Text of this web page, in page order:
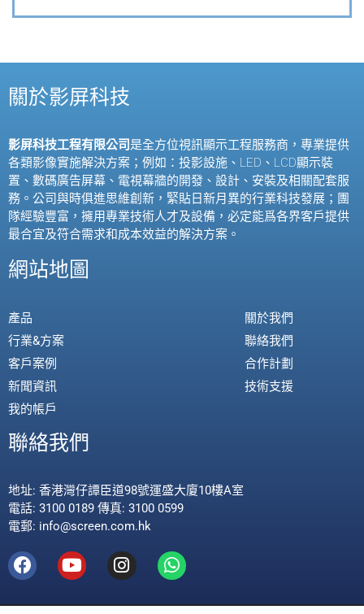
關於影屏科技
影屏科技工程有限公司是全方位視訊顯示工程服務商，專業提供
各類影像實施解決方案；例如：投影設施、 LED 、 LCD顯示裝
置、數碼廣告屏幕、電視幕牆的開發、設計、安裝及相關配套服
務。公司與時俱進思維創新，緊貼日新月異的行業科技發展；團
隊經驗豐富，擁用專業技術人才及設備，必定能爲各界客戶提供
最合宜及符合需求和成本效益的解決方案。
網站地圖
產品
行業&方案
客戶案例
新聞資訊
我的帳戶
關於我們
聯絡我們
合作計劃
技術支援
聯絡我們
地址: 香港灣仔譚臣道98號運盛大廈10樓A室
電話: 3100 0189 傳真: 3100 0599
電郵: info@screen.com.hk